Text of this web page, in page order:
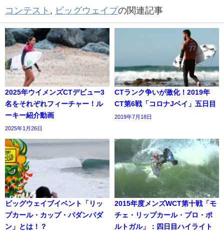
コンテスト , ビッグウェイブの関連記事
2025年ウイメンズCTデビュー3
名をそれぞれフィーチャー！ル
ーキー紹介動画
2025年1月26日
CTランク争いが激化！2019年
CT第6戦「コロナJベイ」五日目
2019年7月18日
ビッグウェイブイベント「リッ
プカール・カップ・パダンパダ
ン」とは！？
2015年度メンズWCT第十戦「モ
チェ・リップカール・プロ・ポ
ルトガル」：四日目ハイライト